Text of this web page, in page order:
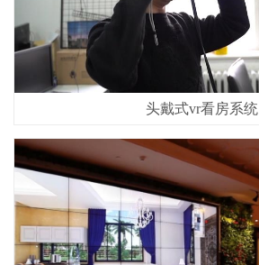
头戴式vr看房系统